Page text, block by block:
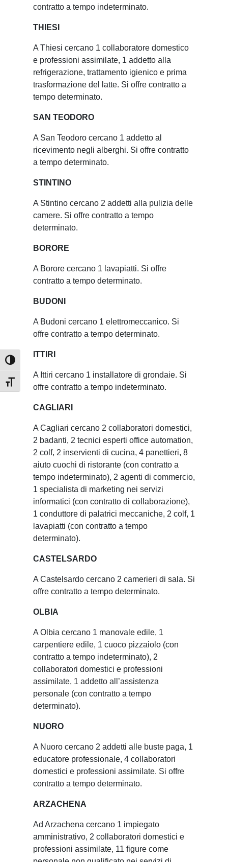
Attiva/disattiva alto contrasto
Attiva/disattiva dimensione testo
contratto a tempo indeterminato.
THIESI
A Thiesi cercano 1 collaboratore domestico
e professioni assimilate, 1 addetto alla
refrigerazione, trattamento igienico e prima
trasformazione del latte. Si offre contratto a
tempo determinato.
SAN TEODORO
A San Teodoro cercano 1 addetto al
ricevimento negli alberghi. Si offre contratto
a tempo determinato.
STINTINO
A Stintino cercano 2 addetti alla pulizia delle
camere. Si offre contratto a tempo
determinato.
BORORE
A Borore cercano 1 lavapiatti. Si offre
contratto a tempo determinato.
BUDONI
A Budoni cercano 1 elettromeccanico. Si
offre contratto a tempo determinato.
ITTIRI
A Ittiri cercano 1 installatore di grondaie. Si
offre contratto a tempo indeterminato.
CAGLIARI
A Cagliari cercano 2 collaboratori domestici,
2 badanti, 2 tecnici esperti office automation,
2 colf, 2 inservienti di cucina, 4 panettieri, 8
aiuto cuochi di ristorante (con contratto a
tempo indeterminato), 2 agenti di commercio,
1 specialista di marketing nei servizi
informatici (con contratto di collaborazione),
1 conduttore di palatrici meccaniche, 2 colf, 1
lavapiatti (con contratto a tempo
determinato).
CASTELSARDO
A Castelsardo cercano 2 camerieri di sala. Si
offre contratto a tempo determinato.
OLBIA
A Olbia cercano 1 manovale edile, 1
carpentiere edile, 1 cuoco pizzaiolo (con
contratto a tempo indeterminato), 2
collaboratori domestici e professioni
assimilate, 1 addetto all’assistenza
personale (con contratto a tempo
determinato).
NUORO
A Nuoro cercano 2 addetti alle buste paga, 1
educatore professionale, 4 collaboratori
domestici e professioni assimilate. Si offre
contratto a tempo determinato.
ARZACHENA
Ad Arzachena cercano 1 impiegato
amministrativo, 2 collaboratori domestici e
professioni assimilate, 11 figure come